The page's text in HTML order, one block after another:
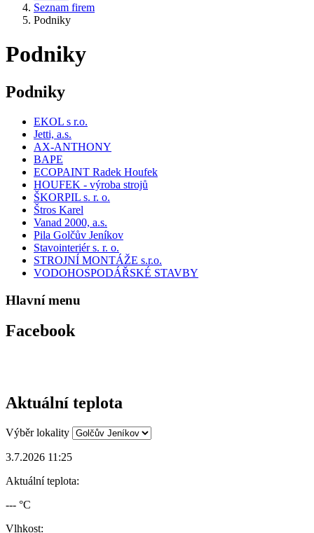
Seznam firem
Podniky
Podniky
Podniky
EKOL s r.o.
Jetti, a.s.
AX-ANTHONY
BAPE
ECOPAINT Radek Houfek
HOUFEK - výroba strojů
ŠKORPIL s. r. o.
Štros Karel
Vanad 2000, a.s.
Pila Golčův Jeníkov
Stavointeriér s. r. o.
STROJNÍ MONTÁŽE s.r.o.
VODOHOSPODÁŘSKÉ STAVBY
Hlavní menu
Facebook
Aktuální teplota
Výběr lokality
3.7.2026 11:25
Aktuální teplota:
--- °C
Vlhkost: